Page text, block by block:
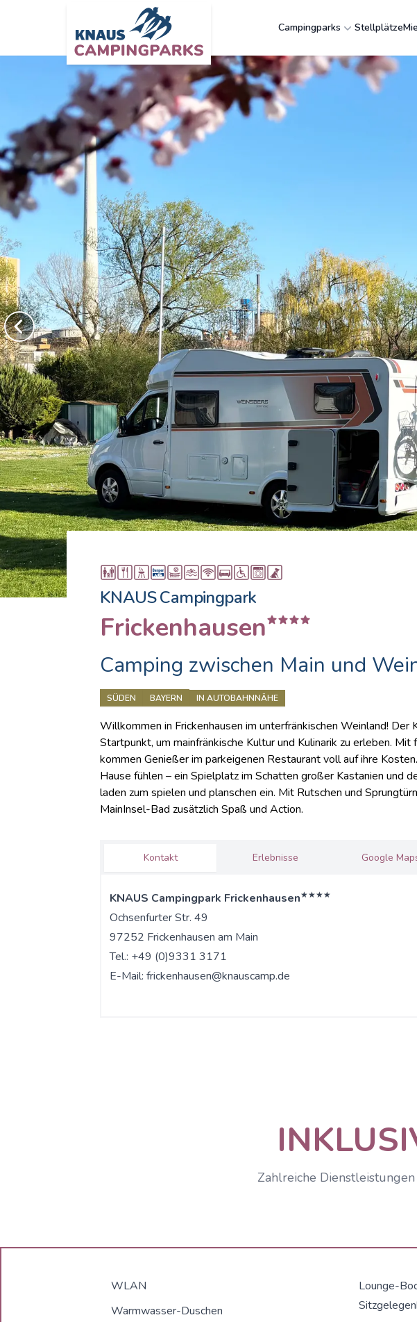
Zum Hauptinhalt springen
Campingparks Stellplätze
KNAUS Campingpark
Frickenhausen
Camping zwischen Main und
SÜDEN BAYERN IN AUTOBAHNNÄHE
Willkommen in Frickenhausen im unterfränkischen Weinland! Der
Startpunkt, um mainfränkische Kultur und Kulinarik zu erleben. Mit
kommen Genießer im parkeigenen Restaurant voll auf ihre
Hause fühlen – ein Spielplatz im Schatten großer Kastanien und
laden zum spielen und planschen ein. Mit Rutschen und
MainInsel-Bad zusätzlich Spaß und Action.
Kontakt Erlebnisse Google
KNAUS Campingpark Frickenhausen★★★★
Ochsenfurter Str. 49
97252 Frickenhausen am Main
Tel.: +49 (0)9331 3171
E-Mail: frickenhausen@knauscamp.de
Zahlreiche
WLAN
Warmwasser-Duschen
Lounge-